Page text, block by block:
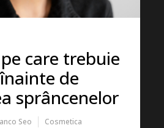
care trebuie
de
sprâncenelor
Seo Cosmetica